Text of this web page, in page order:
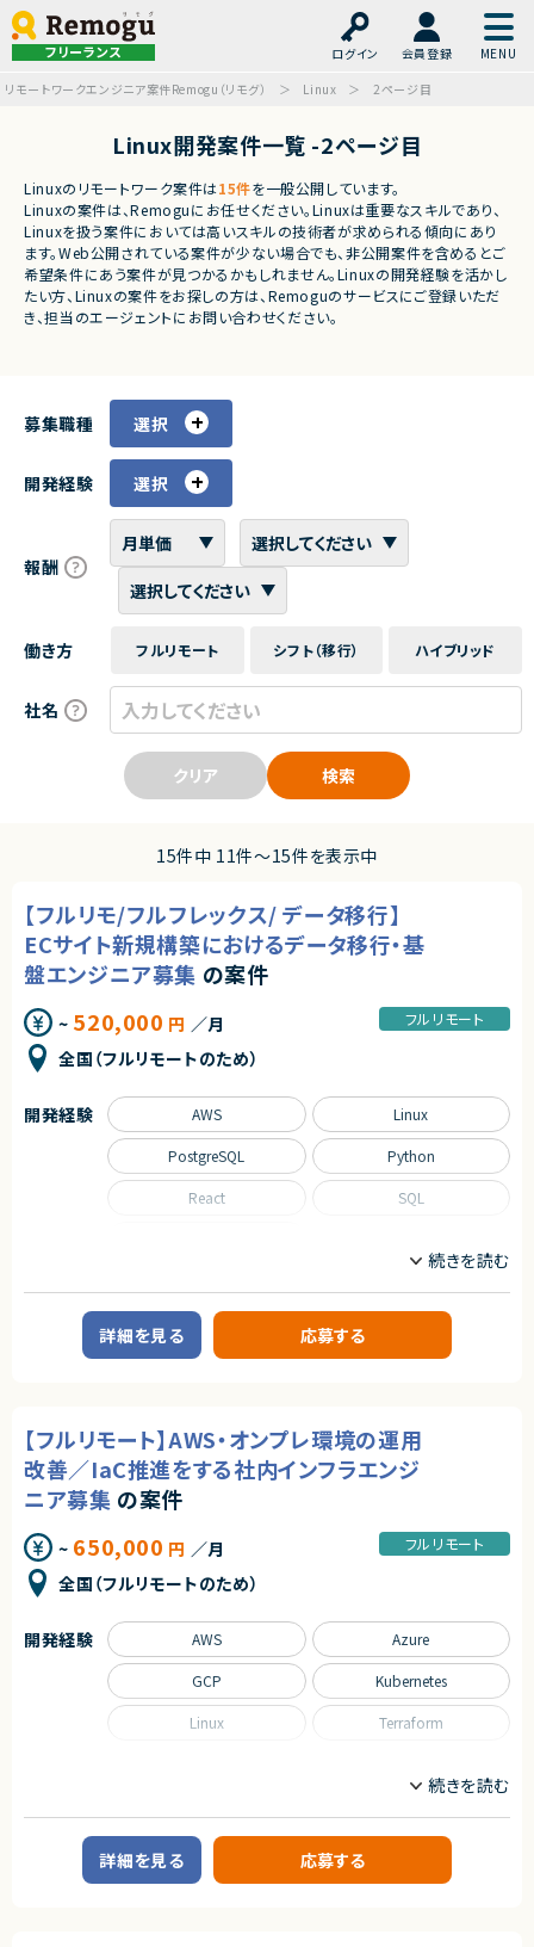
フリーランス ログイン
会員登録
リモートワークエンジニア案件Remogu（リモグ）
Linux 2ページ目
Linux開発案件一覧 -2ページ目
Linuxのリモートワーク案件は15件を一般公開しています。
Linuxの案件は、Remoguにお任せください。Linuxは重要なスキルであり、
Linuxを扱う案件においては高いスキルの技術者が求められる傾向にあり
ます。Web公開されている案件が少ない場合でも、非公開案件を含めるとご
希望条件にあう案件が見つかるかもしれません。Linuxの開発経験を活かし
たい方、Linuxの案件をお探しの方は、Remoguのサービスにご登録いただ
き、担当のエージェントにお問い合わせください。
募集職種 選択
開発経験 選択
報酬
働き方 フルリモート シフト（移行） ハイブリッド
社名
クリア 検索
15件中 11件〜15件を表示中
【フルリモ/フルフレックス/ データ移行】
ECサイト新規構築におけるデータ移行・基
盤エンジニア募集 の案件
~ 520,000 円 ／月
全国（フルリモートのため）
フルリモート
職種
インフラエンジニア/SRE サーバーサイドエンジニア
業務内容
■プロダクトやサービスの概要
・ECサイト開発案件
・商品管理、カート機能、決済機能を中心としたサービス構築
・親会社のポイントシステムとの連携を予定
■業務内容
・データ保持方式の検討、設計および技術検証
・大量データ移行に向けたプロトタイプ作成
・稼働後の差分データ取り込み処理の設計・実装
・データ保持方式に応じたデータベース構築
・本番インフラ環境の構築
・データ移行リハーサルの実施
・性能・負荷テストの計画および実施
・UAT（ユーザー受入テスト）環境へのデータ移行
・要件整理
開発経験 AWS Linux
PostgreSQL Python
React SQL
詳細を見る 応募する
【フルリモート】AWS・オンプレ環境の運用
改善／IaC推進をする社内インフラエンジ
ニア募集 の案件
~ 650,000 円 ／月
全国（フルリモートのため）
フルリモート
情シス/社内SE/セキュリティエンジニア
■業務内容
開発経験 AWS Azure
GCP Kubernetes
Linux Terraform
詳細を見る 応募する